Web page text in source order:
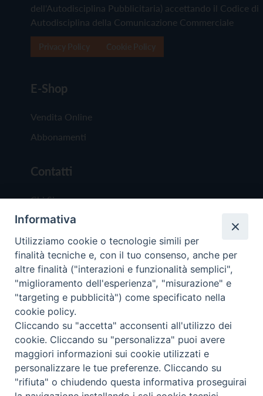
dell'Autodisciplina Pubblicitaria) accettando il Codice di
Autodisciplina della Comunicazione Commerciale
E-Shop
Vendita Online
Abbonamenti
Contatti
Chi Siamo
Redazione
Scrivici
Copyright © 2019 - Tutti i diritti riservati - Vita
Trentina Editrice
Privacy Policy
Torna
Informativa
Utilizziamo cookie o tecnologie simili per
finalità tecniche e, con il tuo consenso, anche per
altre finalità ("interazioni e funzionalità semplici",
"miglioramento dell'esperienza", "misurazione" e
"targeting e pubblicità") come specificato nella
cookie policy.
Cliccando su "accetta" acconsenti all'utilizzo dei
cookie. Cliccando su "personalizza" puoi avere
maggiori informazioni sui cookie utilizzati e
personalizzare le tue preferenze. Cliccando su
"rifiuta" o chiudendo questa informativa proseguirai